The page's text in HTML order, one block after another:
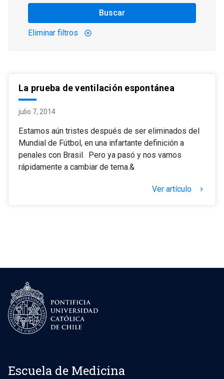
Buscar
Eliminar filtros highlight_off
La prueba de ventilación espontánea
julio 7, 2014
Estamos aún tristes después de ser eliminados del
Mundial de Fútbol, en una infartante definición a
penales con Brasil. Pero ya pasó y nos vamos
rápidamente a cambiar de tema.&
Ver artículo keyboard_arrow_right
Escuela de Medicina